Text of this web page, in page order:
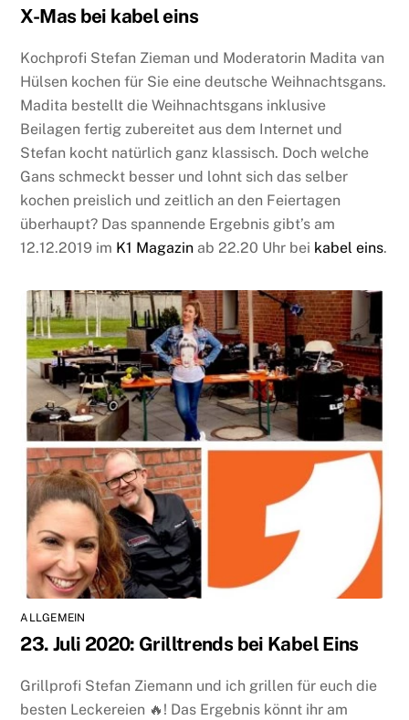
X-Mas bei kabel eins
Kochprofi Stefan Zieman und Moderatorin Madita van
Hülsen kochen für Sie eine deutsche Weihnachtsgans.
Madita bestellt die Weihnachtsgans inklusive
Beilagen fertig zubereitet aus dem Internet und
Stefan kocht natürlich ganz klassisch. Doch welche
Gans schmeckt besser und lohnt sich das selber
kochen preislich und zeitlich an den Feiertagen
überhaupt? Das spannende Ergebnis gibt’s am
12.12.2019 im K1 Magazin ab 22.20 Uhr bei kabel eins.
ALLGEMEIN
23. Juli 2020: Grilltrends bei Kabel Eins
Grillprofi Stefan Ziemann und ich grillen für euch die
besten Leckereien 🔥! Das Ergebnis könnt ihr am